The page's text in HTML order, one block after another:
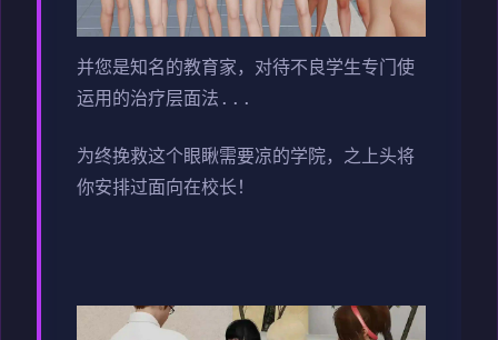
并您是知名的教育家，对待不良学生专门使
运用的治疗层面法...
为终挽救这个眼瞅需要凉的学院，之上头将
你安排过面向在校长！